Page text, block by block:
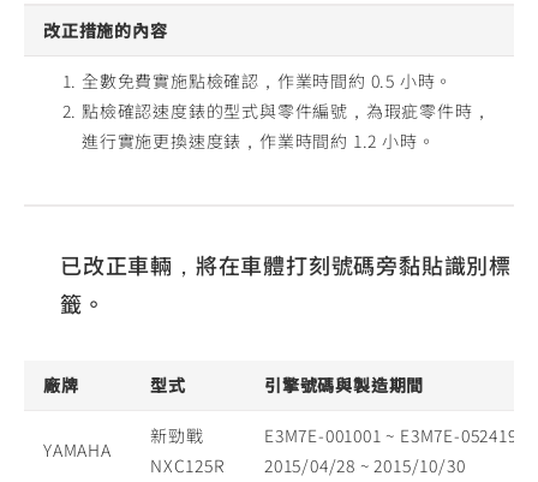
改正措施的內容
全數免費實施點檢確認，作業時間約 0.5 小時。
點檢確認速度錶的型式與零件編號，為瑕疵零件時，
進行實施更換速度錶，作業時間約 1.2 小時。
已改正車輛，將在車體打刻號碼旁黏貼識別標
籤。
廠牌 型式 引擎號碼與製造期間
YAMAHA
新勁戰
NXC125R
E3M7E-001001 ~ E3M7E-052419
2015/04/28 ~ 2015/10/30